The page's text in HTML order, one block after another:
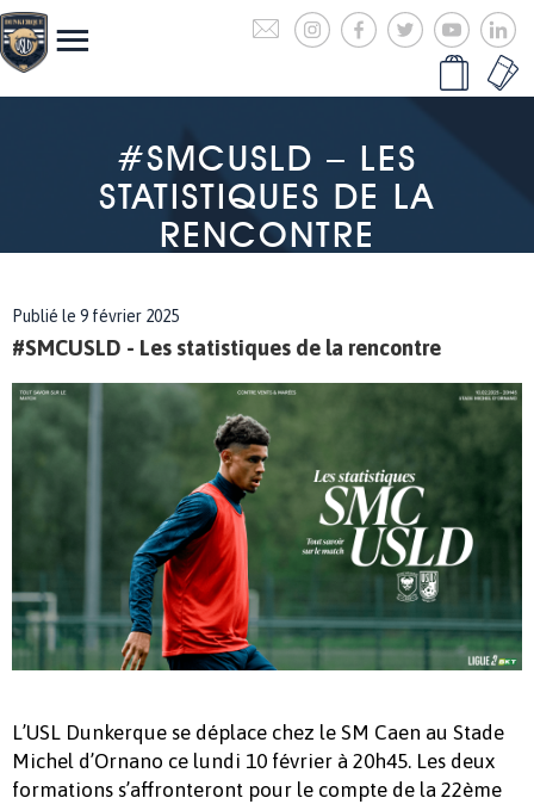
#SMCUSLD – LES
STATISTIQUES DE LA
RENCONTRE
Publié le 9 février 2025
#SMCUSLD - Les statistiques de la rencontre
L’USL Dunkerque se déplace chez le SM Caen au Stade
Michel d’Ornano ce lundi 10 février à 20h45. Les deux
formations s’affronteront pour le compte de la 22ème